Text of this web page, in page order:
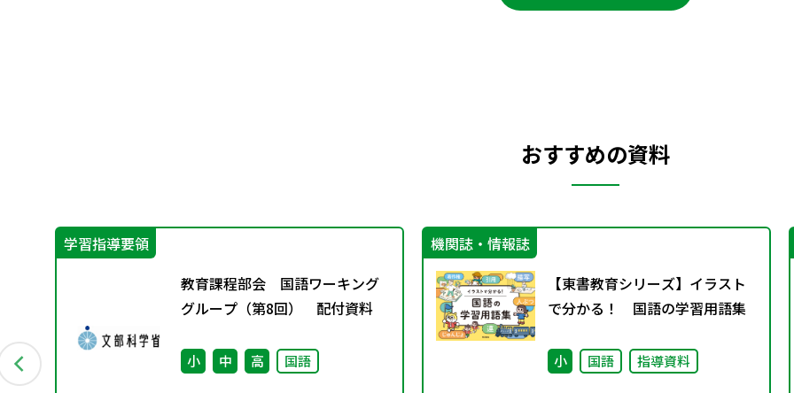
おすすめの資料
学習指導要領
教育課程部会 国語ワーキング
グループ（第8回） 配付資料
小 中 高 国語
機関誌・情報誌
【東書教育シリーズ】イラスト
で分かる！ 国語の学習用語集
小 国語 指導資料